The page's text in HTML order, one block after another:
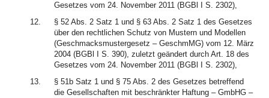
Gesetzes vom 24. November 2011 (BGBl I S. 2302),
12.
§ 52 Abs. 2 Satz 1 und § 63 Abs. 2 Satz 1 des Gesetzes
über den rechtlichen Schutz von Mustern und Modellen
(Geschmacksmustergesetz – GeschmMG) vom 12. März
2004 (BGBl I S. 390), zuletzt geändert durch Art. 18 des
Gesetzes vom 24. November 2011 (BGBl I S. 2302),
13.
§ 51b Satz 1 und § 75 Abs. 2 des Gesetzes betreffend
die Gesellschaften mit beschränkter Haftung – GmbHG –